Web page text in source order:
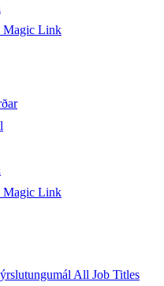
Magic Link
Magic Link
All Job Titles